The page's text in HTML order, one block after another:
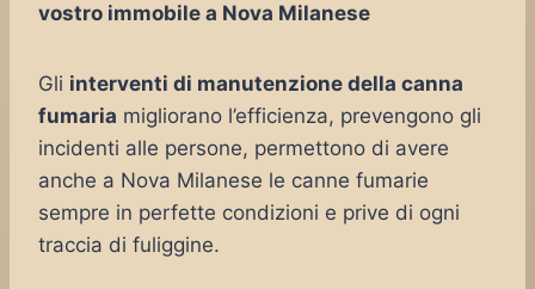
vostro immobile a Nova Milanese
Gli interventi di manutenzione della canna
fumaria migliorano l’efficienza, prevengono gli
incidenti alle persone, permettono di avere
anche a Nova Milanese le canne fumarie
sempre in perfette condizioni e prive di ogni
traccia di fuliggine.